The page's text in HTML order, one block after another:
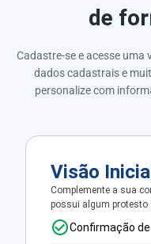
de
Cadastre-se e acesse
dados cadastrais e
personalize com
Visão Inicial
Complemente a sua
possui algum protesto
Confirmação